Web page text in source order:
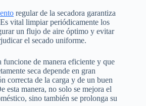
regular de la secadora garantiza
vital limpiar periódicamente los
un flujo de aire óptimo y evitar
el secado uniforme.
funcione de manera eficiente y que
seca depende en gran
correcta de la carga y de un buen
esta manera, no solo se mejora el
sino también se prolonga su